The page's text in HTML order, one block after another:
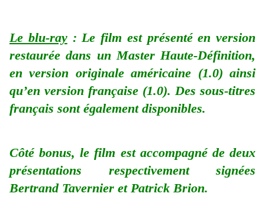
Le blu-ray: Le film est présenté en version
restaurée dans un Master Haute-Définition,
en version originale américaine (1.0) ainsi
qu’en version française (1.0). Des sous-titres
français sont également disponibles.
Côté bonus, le film est accompagné de deux
présentations respectivement signées
Bertrand Tavernier et Patrick Brion.